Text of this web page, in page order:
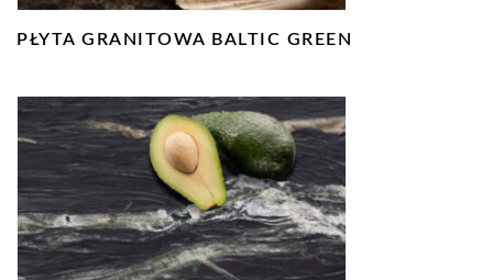
PŁYTA GRANITOWA BALTIC GREEN